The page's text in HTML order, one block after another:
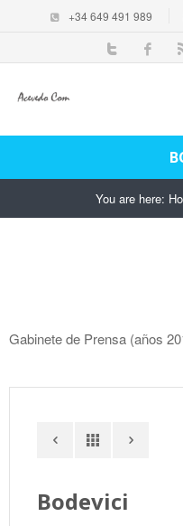
+34 649 491 989
You are here:
Gabinete de Prensa (años
Bodevici